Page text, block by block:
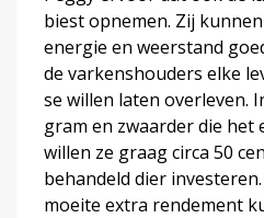
biest opnemen. Zij
energie en weerstand
de varkenshouders elke
se willen laten overleven.
gram en zwaarder die het
willen ze graag circa 50
behandeld dier investeren.
moeite extra rendement